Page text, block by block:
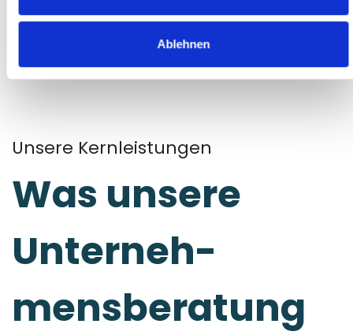
Ablehnen
Unsere Kernleistungen
Was unsere
Unterneh­
mensberat­ung